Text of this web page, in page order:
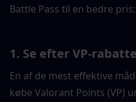
Battle Pass til en bedre pris:
1. Se efter VP-
En af de mest effektive
købe Valorant Points (VP)